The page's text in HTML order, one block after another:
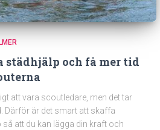
städhjälp och få mer tid
att vara scoutledare, men det tar
Därför är det smart att skaffa
så att du kan lägga din kraft och